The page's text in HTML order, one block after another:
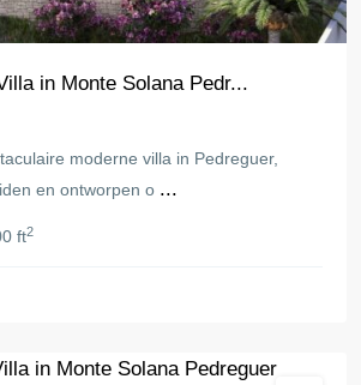
in Monte Solana Pedr...
moderne villa in Pedreguer,
en ontworpen o ...
ft2